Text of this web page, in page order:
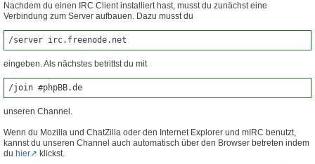
Nachdem du einen IRC Client installiert hast, musst du zunächst eine
Verbindung zum Server aufbauen. Dazu musst du
/server irc.freenode.net
eingeben. Als nächstes betrittst du mit
/join #phpBB.de
unseren Channel.
Wenn du Mozilla und ChatZilla oder den Internet Explorer und mIRC benutzt,
kannst du unseren Channel auch automatisch über den Browser betreten indem
du hier klickst.